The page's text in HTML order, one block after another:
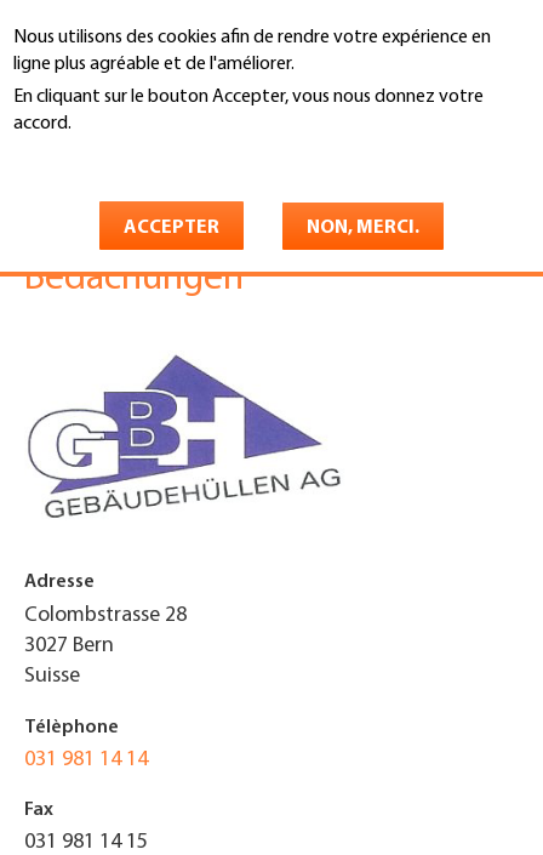
Nous utilisons des cookies afin de rendre votre expérience en
ligne plus agréable et de l'améliorer.
En cliquant sur le bouton Accepter, vous nous donnez votre
accord.
ACCEPTER NON, MERCI.
au
contenu
principal
Recherche
You
Fassadenbau und
Bedachungen
Adresse
Colombstrasse 28
3027 Bern
Suisse
Télèphone
031 981 14 14
Fax
031 981 14 15